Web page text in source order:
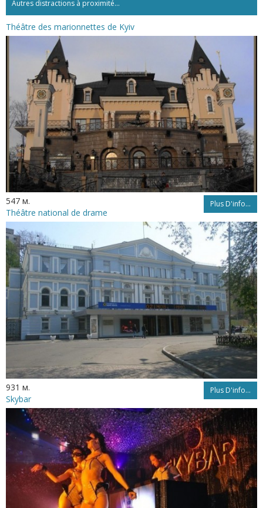
Autres distractions à proximité...
Théâtre des marionnettes de Kyiv
547 м. Plus D'info...
Théâtre national de drame
931 м. Plus D'info...
Skybar